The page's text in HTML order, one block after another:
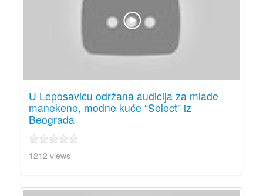
U Leposaviću održana audicija za mlade
manekene, modne kuće “Select” iz
Beograda
1212 views